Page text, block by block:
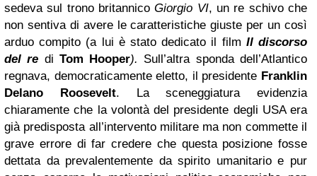
sedeva sul trono britannicoGiorgio VI, un re schivo che
non sentiva di avere le caratteristiche giuste per un così
arduo compito (a lui è stato dedicato il film Il discorso
del re di Tom Hooper). Sull’altra sponda dell’Atlantico
regnava, democraticamente eletto, il presidente Franklin
Delano Roosevelt. La sceneggiatura evidenzia
chiaramente che la volontà del presidente degli USA era
già predisposta all’intervento militare ma non commette il
grave errore di far credere che questa posizione fosse
dettata da prevalentemente da spirito umanitario e pur